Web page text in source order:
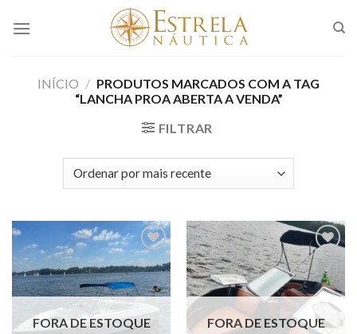
INÍCIO / PRODUTOS MARCADOS COM A TAG
“LANCHA PROA ABERTA A VENDA”
FILTRAR
Adicionar
aos meus
favoritos
FORA DE ESTOQUE
Adicionar
aos meus
favoritos
FORA DE ESTOQUE